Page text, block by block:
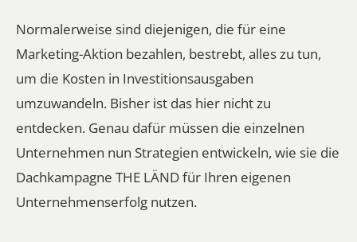
Normalerweise sind diejenigen, die für eine
Marketing-Aktion bezahlen, bestrebt, alles zu tun,
um die Kosten in Investitionsausgaben
umzuwandeln. Bisher ist das hier nicht zu
entdecken. Genau dafür müssen die einzelnen
Unternehmen nun Strategien entwickeln, wie sie die
Dachkampagne THE LÄND für Ihren eigenen
Unternehmenserfolg nutzen.